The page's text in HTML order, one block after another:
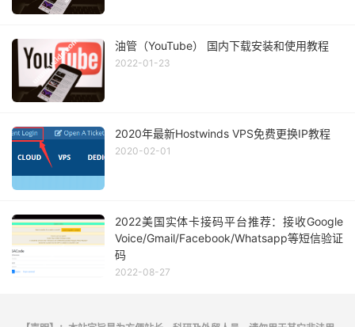
油管（YouTube） 国内下载安装和使用教程
2022-01-23
2020年最新Hostwinds VPS免费更换IP教程
2020-02-01
2022美国实体卡接码平台推荐：接收Google
Voice/Gmail/Facebook/Whatsapp等短信验证
码
2022-08-27